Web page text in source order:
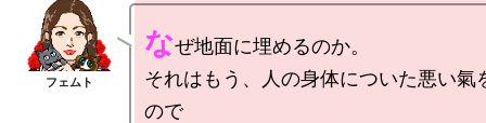
なぜ地面に埋めるのか。
それはもう、人の身体についた悪い氣
ので